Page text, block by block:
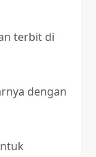
terbit di
dengan